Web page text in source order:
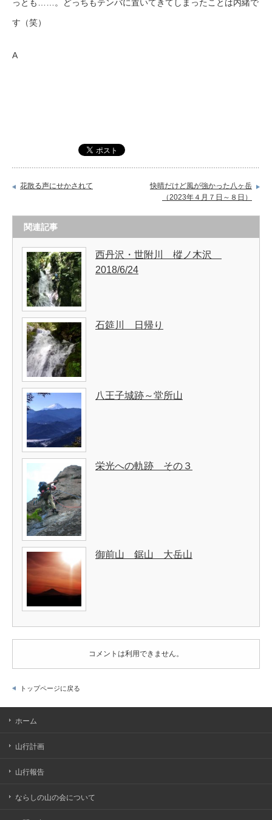
っとも……。どっちもテンバに置いてきてしまったことは内緒で
す（笑）
A
花散る声にせかされて
快晴だけど風が強かった八ヶ岳
（2023年４月７日～８日）
関連記事
西丹沢・世附川 樅ノ木沢
2018/6/24
石筵川 日帰り
八王子城跡～堂所山
栄光への軌跡 その３
御前山 鋸山 大岳山
コメントは利用できません。
トップページに戻る
ホーム
山行計画
山行報告
ならしの山の会について